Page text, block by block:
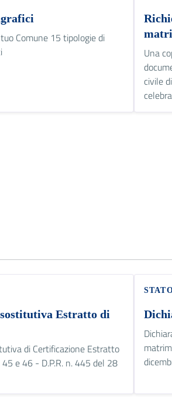
Comune 15 tipologie di
Una
civile
Estratto di
di Certificazione Estratto
e 46 - D.P.R. n. 445 del 28